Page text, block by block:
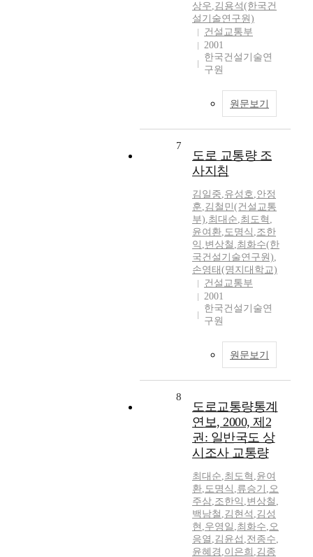
상우,김용석(한국건
설기술연구원)
건설교통부
2001
한국건설기술연
구원
원문보기
7
도로 교통량 조
사지침
김일중,유성호,안정
훈,김철민(건설교통
부),최대순,최도혁 ,
윤여환,도명식 ,조한
익 ,변상철 ,최화수(한
국건설기술연구원),
손영태(명지대학교)
건설교통부
2001
한국건설기술연
구원
원문보기
8
도로교통량통계
연보, 2000, 제2
권: 일반국도 상
시조사 교통량
최대순,최도혁 ,윤여
환,도명식 ,류승기 ,오
주삼,조한익 ,변상철 ,
백남철 ,김현석 ,김성
현 ,우영일 ,최화수,오
응열 ,김윤섭 ,전종수,
윤혜경 ,이은희 ,김종